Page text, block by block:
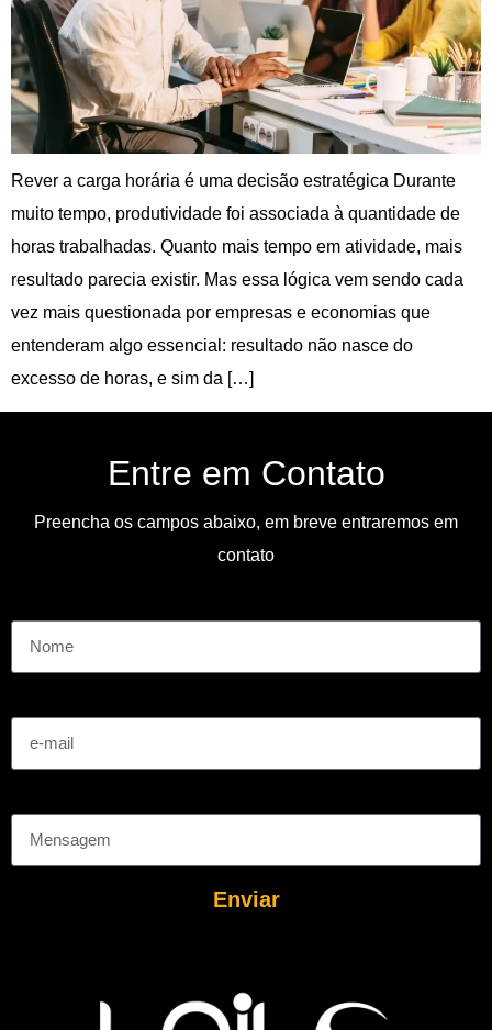
Rever a carga horária é uma decisão estratégica Durante
muito tempo, produtividade foi associada à quantidade de
horas trabalhadas. Quanto mais tempo em atividade, mais
resultado parecia existir. Mas essa lógica vem sendo cada
vez mais questionada por empresas e economias que
entenderam algo essencial: resultado não nasce do
excesso de horas, e sim da […]
Entre em Contato
Preencha os campos abaixo, em breve entraremos em
contato
Enviar